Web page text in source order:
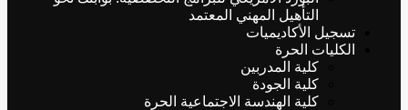
التأهيل المهني المعتمد
تسجيل الأكاديميات
الكليات الحرة
كلية المدربين
كلية الجودة
كلية الهندسة الاجتماعية الحرة